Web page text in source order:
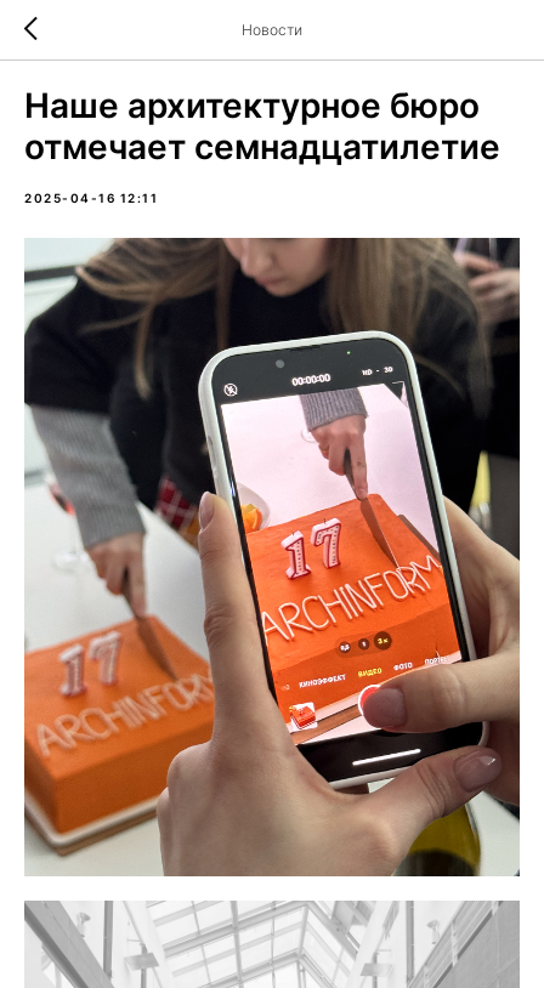
Новости
Наше архитектурное бюро
отмечает семнадцатилетие
2025-04-16 12:11